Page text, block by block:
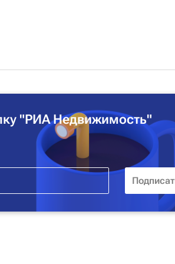
"РИА Недвижимость"